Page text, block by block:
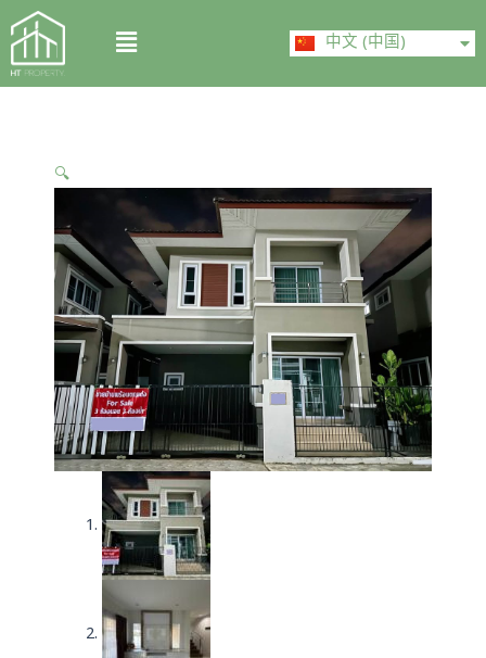
Skip
to
content
Menu 中文 (中国)
English
🔍